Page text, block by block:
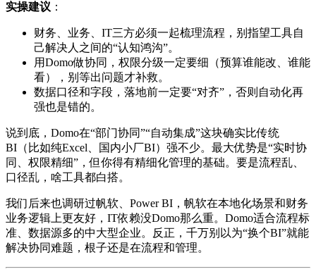
实操建议 ：
财务、业务、IT三方必须一起梳理流程，别指望工具自
己解决人之间的“认知鸿沟”。
用Domo做协同，权限分级一定要细（预算谁能改、谁能
看），别等出问题才补救。
数据口径和字段，落地前一定要“对齐”，否则自动化再
强也是错的。
说到底，Domo在“部门协同”“自动集成”这块确实比传统
BI（比如纯Excel、国内小厂BI）强不少。最大优势是“实时协
同、权限精细”，但你得有精细化管理的基础。要是流程乱、
口径乱，啥工具都白搭。
我们后来也调研过帆软、Power BI，帆软在本地化场景和财务
业务逻辑上更友好，IT依赖没Domo那么重。Domo适合流程标
准、数据源多的中大型企业。反正，千万别以为“换个BI”就能
解决协同难题，根子还是在流程和管理。